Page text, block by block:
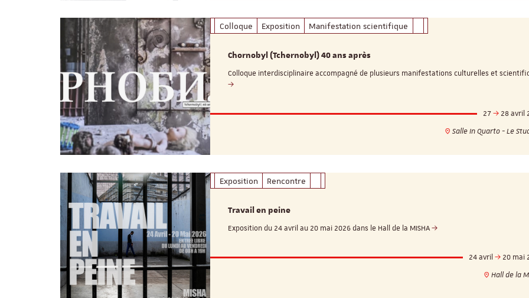
Colloque Exposition Manifestation scientifique
Chornobyl (Tchernobyl) 40 ans après
Colloque interdisciplinaire accompagné de plusieurs manifestations culturelles et
27
28 avril
Salle In Quarto - Le
Exposition Rencontre
Travail en peine
Exposition du 24 avril au 20 mai 2026 dans le Hall de la MISHA
24 avril
20 mai
Hall de la